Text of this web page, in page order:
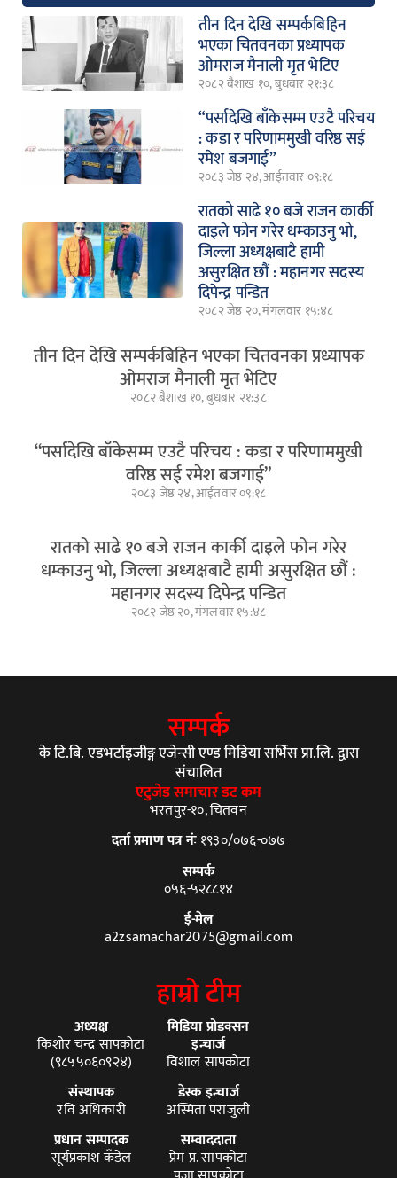
तीन दिन देखि सम्पर्कबिहिन
भएका चितवनका प्रध्यापक
ओमराज मैनाली मृत भेटिए
२०८२ बैशाख १०, बुधबार २१:३८
“पर्सादेखि बाँकेसम्म एउटै परिचय
: कडा र परिणाममुखी वरिष्ठ सई
रमेश बजगाई”
२०८३ जेष्ठ २४, आईतवार ०९:१८
रातको साढे १० बजे राजन कार्की
दाइले फोन गरेर धम्काउनु भो,
जिल्ला अध्यक्षबाटै हामी
असुरक्षित छौं : महानगर सदस्य
दिपेन्द्र पन्डित
२०८२ जेष्ठ २०, मंगलवार १५:४८
तीन दिन देखि सम्पर्कबिहिन भएका चितवनका प्रध्यापक
ओमराज मैनाली मृत भेटिए
२०८२ बैशाख १०, बुधबार २१:३८
“पर्सादेखि बाँकेसम्म एउटै परिचय : कडा र परिणाममुखी
वरिष्ठ सई रमेश बजगाई”
२०८३ जेष्ठ २४, आईतवार ०९:१८
रातको साढे १० बजे राजन कार्की दाइले फोन गरेर
धम्काउनु भो, जिल्ला अध्यक्षबाटै हामी असुरक्षित छौं :
महानगर सदस्य दिपेन्द्र पन्डित
२०८२ जेष्ठ २०, मंगलवार १५:४८
सम्पर्क
के टि.बि. एडभर्टाइजीङ्ग एजेन्सी एण्ड मिडिया सर्भिस प्रा.लि. द्वारा
संचालित
एटुजेड समाचार डट कम
भरतपुर-१०, चितवन
दर्ता प्रमाण पत्र नंः१९३०/०७६-०७७
सम्पर्क
०५६-५२८८१४
ई-मेल
a2zsamachar2075@gmail.com
हाम्रो टीम
अध्यक्ष
किशोर चन्द्र सापकोटा
(९८५५०६०९२४)
संस्थापक
रवि अधिकारी
प्रधान सम्पादक
सूर्यप्रकाश कँडेल
मिडिया प्रोडक्सन
इन्चार्ज
विशाल सापकोटा
डेस्क इन्चार्ज
अस्मिता पराजुली
सम्वाददाता
प्रेम प्र. सापकोटा